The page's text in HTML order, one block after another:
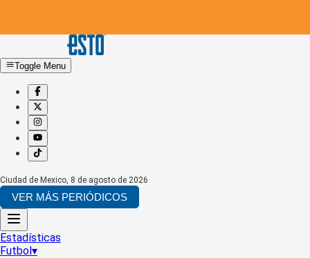
Toggle Menu
Ciudad de Mexico, 8 de agosto de 2026
VER MÁS PERIÓDICOS
Estadísticas
Futbol▾